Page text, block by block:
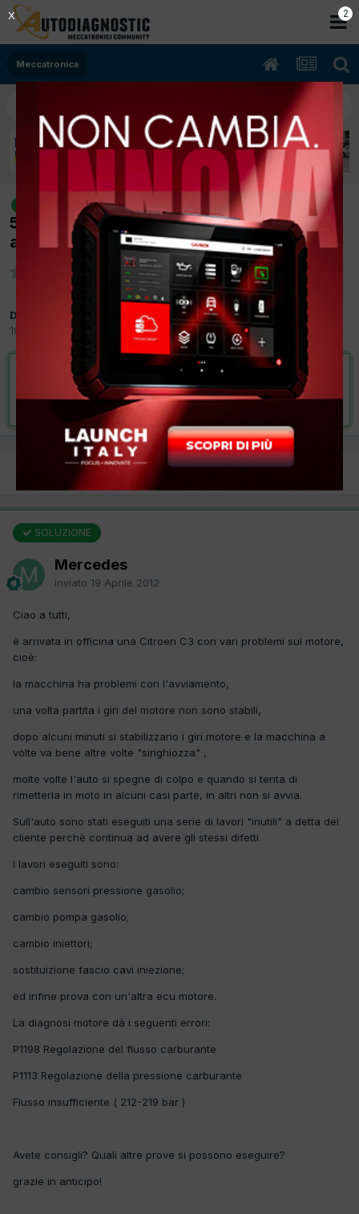
Meccatronica
[Citroen C3 07/2003 1400cc hdi 8hx
50Kw Diesel] Citroen C3 problemi
avviamento , motore
Da Mercedes
19 Aprile 2012
Meccatronica
VAI ALLA SOLUZIONE
Risolta da Mercedes,
SOLUZIONE
Mercedes
Inviato 19 Aprile 2012
Ciao a tutti,
è arrivata in officina una Citroen C3 con vari problemi sul motore,
cioè:
la macchina ha problemi con l'avviamento,
una volta partita i giri del motore non sono stabili,
dopo alcuni minuti si stabilizzano i giri motore e la macchina a
volte va bene altre volte "singhiozza" ,
molte volte l'auto si spegne di colpo e quando si tenta di
rimetterla in moto in alcuni casi parte, in altri non si avvia.
Sull'auto sono stati eseguiti una serie di lavori "inutili" a detta del
cliente perchè continua ad avere gli stessi difetti.
I lavori eseguiti sono:
cambio sensori pressione gasolio;
cambio pompa gasolio;
cambio iniettori;
sostituizione fascio cavi iniezione;
ed infine prova con un'altra ecu motore.
La diagnosi motore dà i seguenti errori:
P1198 Regolazione del flusso carburante
P1113 Regolazione della pressione carburante
Flusso insufficiente ( 212-219 bar )
Avete consigli? Quali altre prove si possono eseguire?
grazie in anticipo!
1
X